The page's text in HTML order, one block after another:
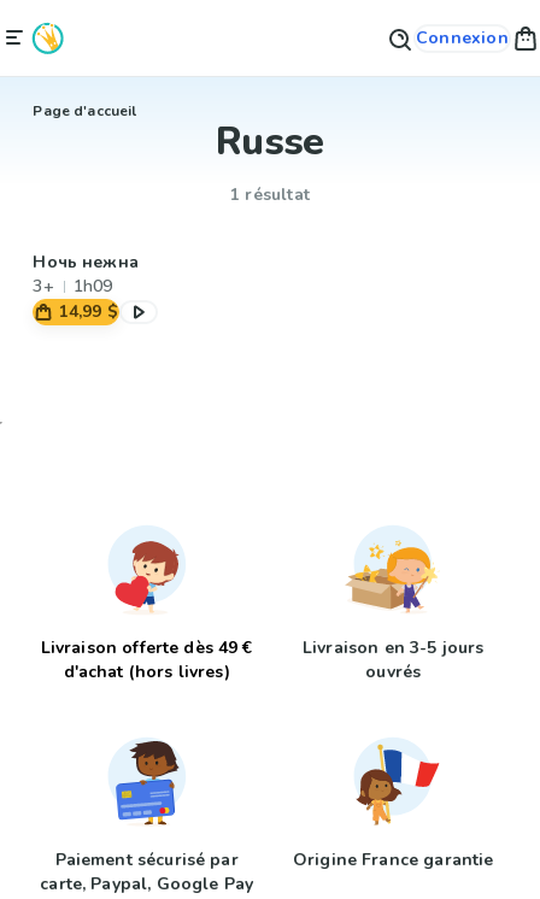
Connexion
Page d'accueil
Russe
1 résultat
Ночь нежна
3+
1h09
14,99 $
Livraison offerte dès 49 €
d'achat (hors livres)
Livraison en 3-5 jours
ouvrés
Paiement sécurisé par
carte, Paypal, Google Pay
Origine France garantie